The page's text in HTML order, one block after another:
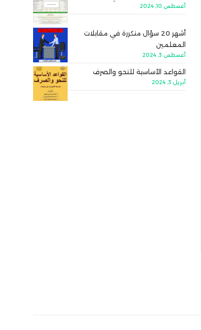
أغسطس 10, 2024
أشهر 20 سؤال متكررة في مقابلات
المعلمين
أغسطس 3, 2024
القواعد الأساسية للنحو والصرف
أبريل 3, 2024